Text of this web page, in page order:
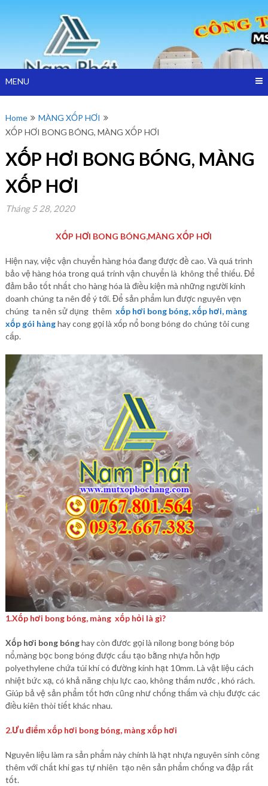
MÚT XỐP
BỌC HÀNG –
Công ty TNHH Cách Nhiệt Nam Phát sản xuất và bán mút xốp
bọc hàng, màng xốp hơi, mút xốp pe foam Tại TPHCM,Bình
MENU
Home
MÀNG XỐP HƠI
XỐP HƠI BONG BÓNG, MÀNG XỐP HƠI
XỐP HƠI BONG BÓNG, MÀNG
XỐP HƠI
Tháng 5 28, 2020
XỐP HƠI BONG BÓNG,MÀNG XỐP HƠI
Hiện nay, việc vận chuyển hàng hóa đang được đề cao. Và quá trình
bảo vệ hàng hóa trong quá trinh vận chuyển là không thể thiếu. Để
đảm bảo tốt nhất cho hàng hóa là điều kiện mà những người kinh
doanh chúng ta nên để ý tới. Để sản phẩm lun được nguyên vẹn
chúng ta nên sử dụng thêm xốp hơi bong bóng, xốp hơi, màng
xốp gói hànghay cong gọi là xốp nổ bong bóng do chúng tôi cung
cấp.
1.Xốp hơi bong bóng, màng xốp hỏi là gì?
Xốp hơi bong bónghay còn đươc gọi là nilong bong bóng bóp
nổ,màng bọc bong bóng được cấu tạo bằng nhựa hỗn hợp
polyethylene chứa túi khí có đường kính hạt 10mm. Là vật liệu cách
nhiệt bức xạ, có khả năng chịu lực cao, không thấm nước , khó rách.
Giúp bả vệ sản phẩm tốt hơn cũng như chống thấm và chịu được các
điều kiên thòi tiết khác nhau.
2.Ưu điểm xốp hơi bong bóng, màng xốp hơi
Nguyên liệu làm ra sản phẩm này chính là hạt nhựa nguyên sinh công
thêm với chất khi gas tự nhiên tạo nên sản phẩm chống va đập rất
tốt.